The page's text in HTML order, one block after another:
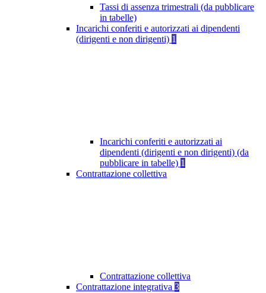
Tassi di assenza trimestrali (da pubblicare
in tabelle)
Incarichi conferiti e autorizzati ai dipendenti
(dirigenti e non dirigenti) 1
Incarichi conferiti e autorizzati ai
dipendenti (dirigenti e non dirigenti) (da
pubblicare in tabelle) 1
Contrattazione collettiva
Contrattazione collettiva
Contrattazione integrativa 3